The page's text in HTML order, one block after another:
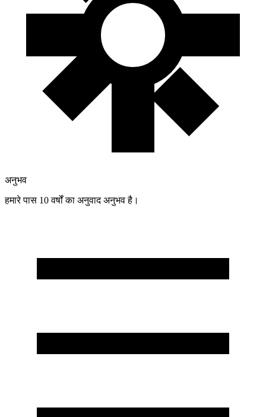
अनुभव
हमारे पास 10 वर्षों का अनुवाद अनुभव है।